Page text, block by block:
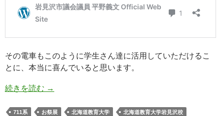
その電車もこのように学生さん達に活用していただけるこ
とに、本当に喜んでいると思います。
続きを読む →
711系 お祭展 北海道教育大学
北海道教育大学岩見沢校